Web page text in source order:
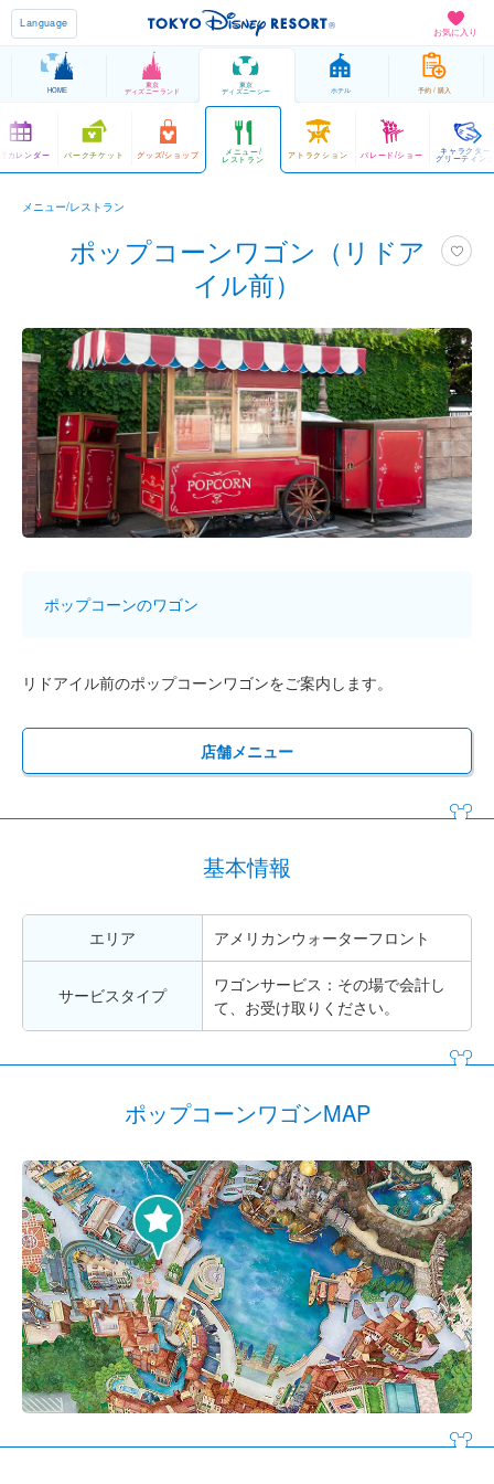
お気に入り
Language
HOME
東京
ディズニーランド
東京
ディズニーシー ホテル 予約 / 購入
カレンダー パークチケット グッズ/ショップ メニュー/
レストラン アトラクション パレード/ショー キャラクター
グリーティング
メニュー/レストラン
ポップコーンワゴン（リドア
イル前）
ポップコーンのワゴン
リドアイル前のポップコーンワゴンをご案内します。
店舗メニュー
基本情報
エリア アメリカンウォーターフロント
サービスタイプ
ワゴンサービス：その場で会計し
て、お受け取りください。
ポップコーンワゴンMAP